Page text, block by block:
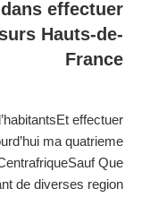
effectuer
Hauts-de-
France
effectuer
ma quatrieme
Que
de diverses region